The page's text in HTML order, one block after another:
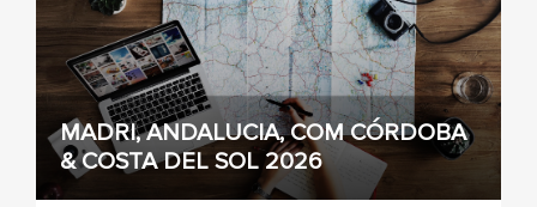
MADRI, ANDALUCIA, COM CÓRDOBA
& COSTA DEL SOL 2026